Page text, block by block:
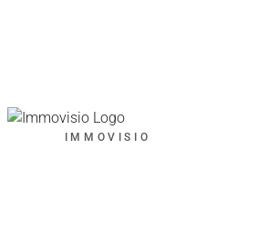
IMMOVISIO